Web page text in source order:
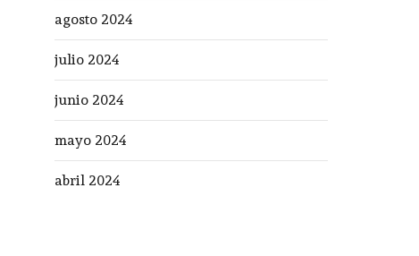
agosto 2024
julio 2024
junio 2024
mayo 2024
abril 2024